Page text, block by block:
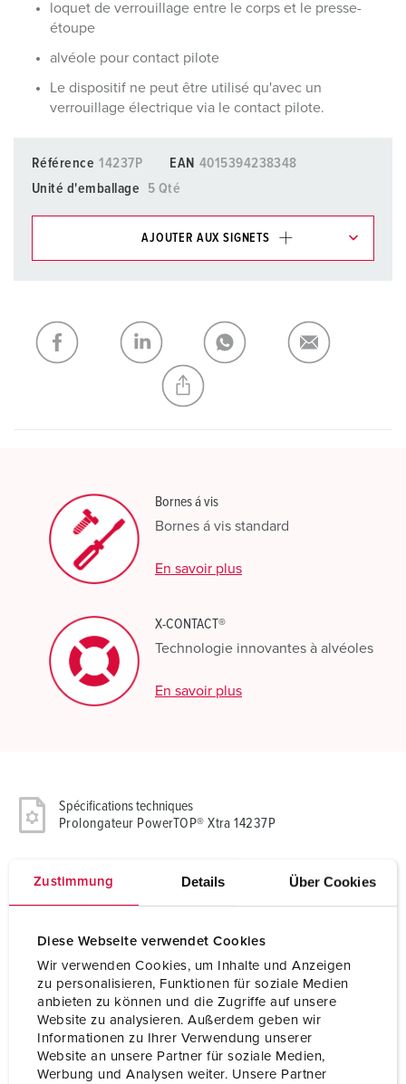
Zustimmung Details Über Cookies
Diese Webseite verwendet Cookies
Wir verwenden Cookies, um Inhalte und Anzeigen
zu personalisieren, Funktionen für soziale Medien
anbieten zu können und die Zugriffe auf unsere
Website zu analysieren. Außerdem geben wir
Informationen zu Ihrer Verwendung unserer
Website an unsere Partner für soziale Medien,
Werbung und Analysen weiter. Unsere Partner
loquet de verrouillage entre le corps et le presse-
étoupe
alvéole pour contact pilote
Le dispositif ne peut être utilisé qu'avec un
verrouillage électrique via le contact pilote.
Référence 14237P EAN 4015394238348
Unité d'emballage
5 Qté
AJOUTER AUX SIGNETS
Ma liste AJOUTER
CRÉER UNE NOUVELLE LISTE
Bornes á vis
Bornes á vis standard
En savoir plus
X-CONTACT®
Technologie innovantes à alvéoles
En savoir plus
Spécifications techniques
Prolongateur PowerTOP® Xtra 14237P
Pôles 5 p
600-690 V
Position horaire 5 h
Hertz 50-60 Hz
Technique de
raccordement
avec bornes à vis